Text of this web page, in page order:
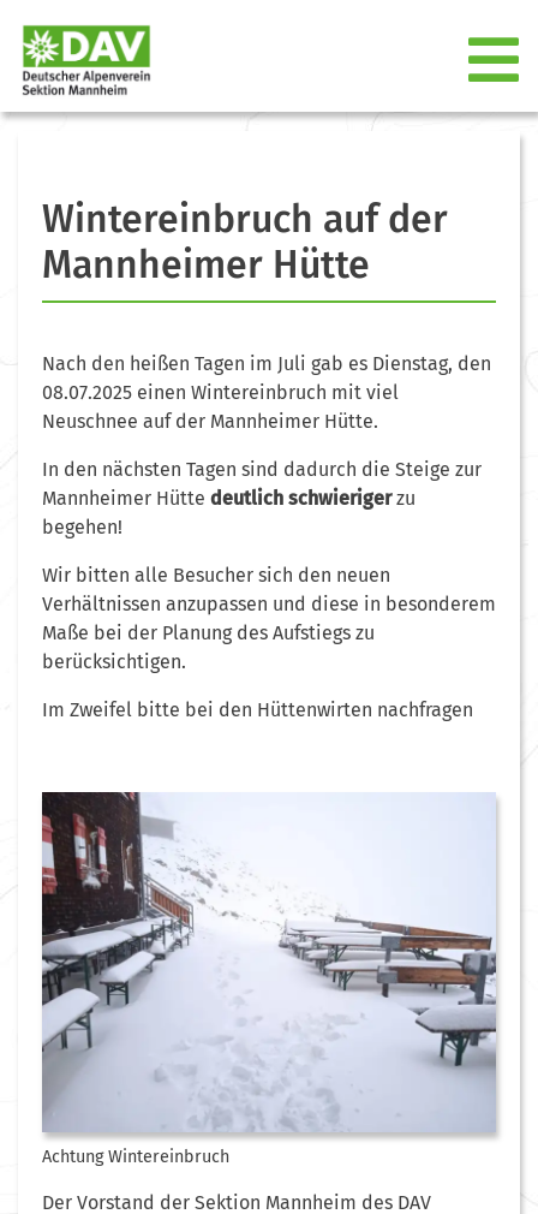
Wintereinbruch auf der
Mannheimer Hütte
Nach den heißen Tagen im Juli gab es Dienstag, den
08.07.2025 einen Wintereinbruch mit viel
Neuschnee auf der Mannheimer Hütte.
In den nächsten Tagen sind dadurch die Steige zur
Mannheimer Hütte deutlich schwierigerzu
begehen!
Wir bitten alle Besucher sich den neuen
Verhältnissen anzupassen und diese in besonderem
Maße bei der Planung des Aufstiegs zu
berücksichtigen.
Im Zweifel bitte bei den Hüttenwirten nachfragen
Achtung Wintereinbruch
Der Vorstand der Sektion Mannheim des DAV